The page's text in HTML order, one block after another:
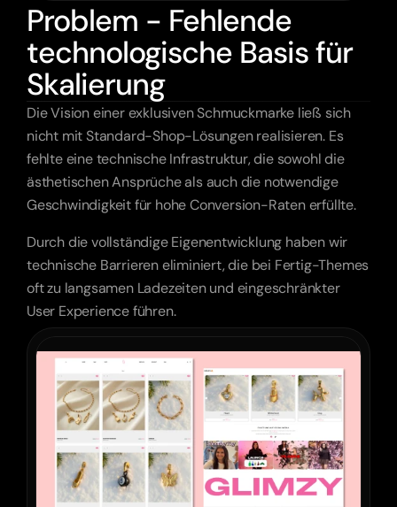
Problem - Fehlende
technologische Basis für
Skalierung
Die Vision einer exklusiven Schmuckmarke ließ sich
nicht mit Standard-Shop-Lösungen realisieren. Es
fehlte eine technische Infrastruktur, die sowohl die
ästhetischen Ansprüche als auch die notwendige
Geschwindigkeit für hohe Conversion-Raten erfüllte.
Durch die vollständige Eigenentwicklung haben wir
technische Barrieren eliminiert, die bei Fertig-Themes
oft zu langsamen Ladezeiten und eingeschränkter
User Experience führen.